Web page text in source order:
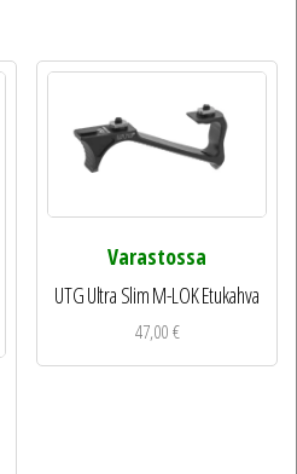
Varastossa
UTG Ultra Slim M-LOK Etukahva
47,00€